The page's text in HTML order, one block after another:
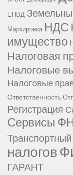
ЕНВД
Маркировка НДС
имущество
Налоговая
Налоговые
Налоговые
Ответственность
Регистрация
Сервисы
налогов
ГАРАНТ